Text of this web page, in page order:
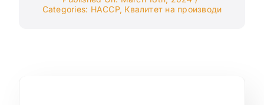
Categories: HACCP, Квалитет на производи